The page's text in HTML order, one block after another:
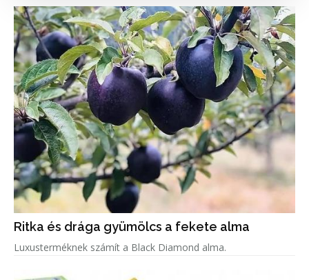
Ritka és drága gyümölcs a fekete alma
Luxusterméknek számít a Black Diamond alma.